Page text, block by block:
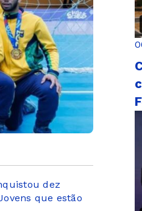
dez
que estão